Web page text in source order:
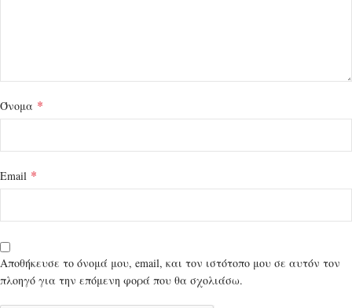
Όνομα *
Email *
Αποθήκευσε το όνομά μου, email, και τον ιστότοπο μου σε αυτόν τον
πλοηγό για την επόμενη φορά που θα σχολιάσω.